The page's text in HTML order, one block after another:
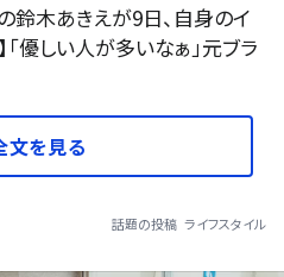
鈴木あきえが9日、自身のイ
「優しい人が多いなぁ」元ブラ
文を見る
話題の投稿 ライフスタイル